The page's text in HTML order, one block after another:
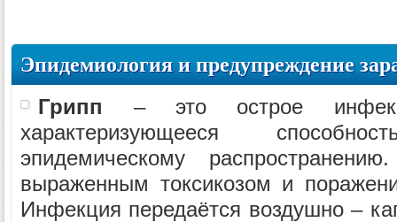
Эпидемиология и предупреждение
Грипп – это острое
характеризующееся
эпидемическому
выраженным токсикозом и
Инфекция передаётся воздушно –